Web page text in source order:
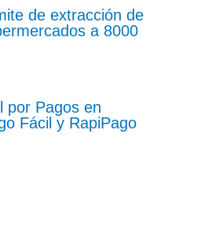
de extracción de
a 8000
por Pagos en
Fácil y RapiPago